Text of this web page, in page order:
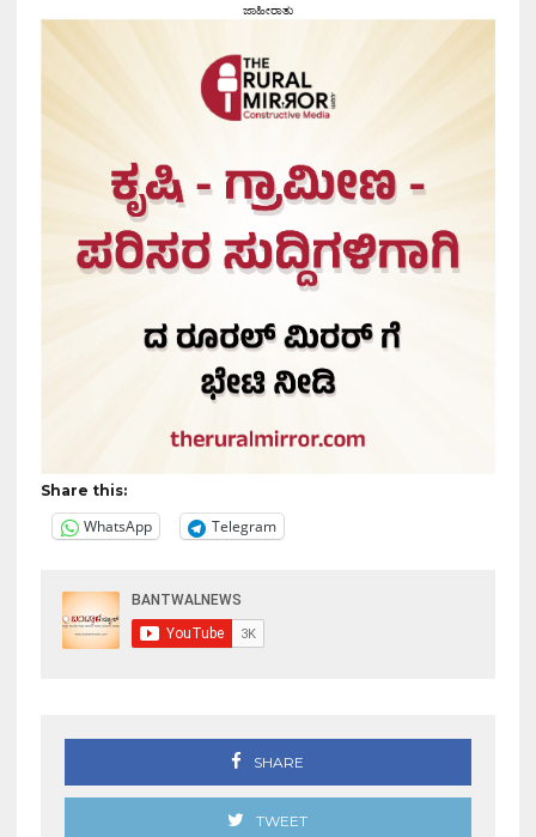
ಜಾಹೀರಾತು
Share this:
WhatsApp Telegram
SHARE
TWEET